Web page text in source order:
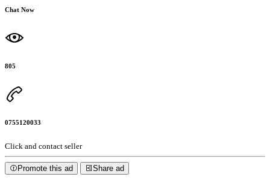
Chat Now
805
0755120033
Click and contact seller
Promote this ad Share ad